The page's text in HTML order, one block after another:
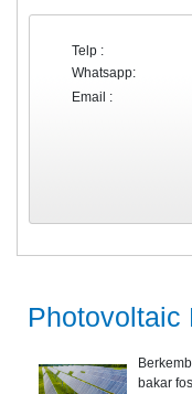
Telp :
Whatsapp:
Email :
Photovoltaic
bakar